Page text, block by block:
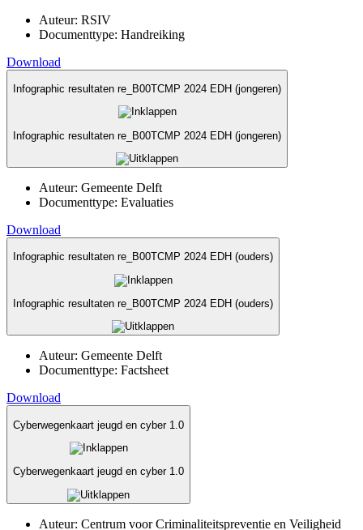
Auteur: RSIV
Documenttype: Handreiking
Download
Infographic resultaten re_B00TCMP 2024 EDH (jongeren)
Infographic resultaten re_B00TCMP 2024 EDH (jongeren)
Auteur: Gemeente Delft
Documenttype: Evaluaties
Download
Infographic resultaten re_B00TCMP 2024 EDH (ouders)
Infographic resultaten re_B00TCMP 2024 EDH (ouders)
Auteur: Gemeente Delft
Documenttype: Factsheet
Download
Cyberwegenkaart jeugd en cyber 1.0
Cyberwegenkaart jeugd en cyber 1.0
Auteur: Centrum voor Criminaliteitspreventie en Veiligheid